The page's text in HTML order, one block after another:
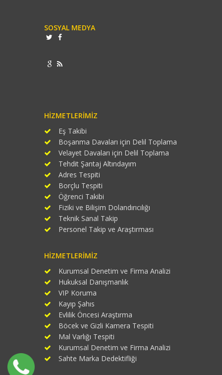
SOSYAL MEDYA
HIZMETLERIMIZ
Eş Takibi
Boşanma Davaları için Delil Toplama
Velayet Davaları için Delil Toplama
Tehdit Şantaj Altındayım
Adres Tespiti
Borçlu Tespiti
Öğrenci Takibi
Fiziki ve Bilişim Dolandırıcılığı
Teknik Sanal Takip
Personel Takip ve Araştırması
HIZMETLERIMIZ
Kurumsal Denetim ve Firma Analizi
Hukuksal Danışmanlık
VIP Koruma
Kayıp Şahıs
Evlilik Öncesi Araştırma
Böcek ve Gizli Kamera Tespiti
Mal Varlığı Tespiti
Kurumsal Denetim ve Firma Analizi
Sahte Marka Dedektifliği